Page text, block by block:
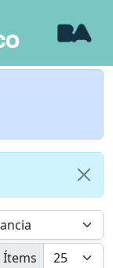
Ítems